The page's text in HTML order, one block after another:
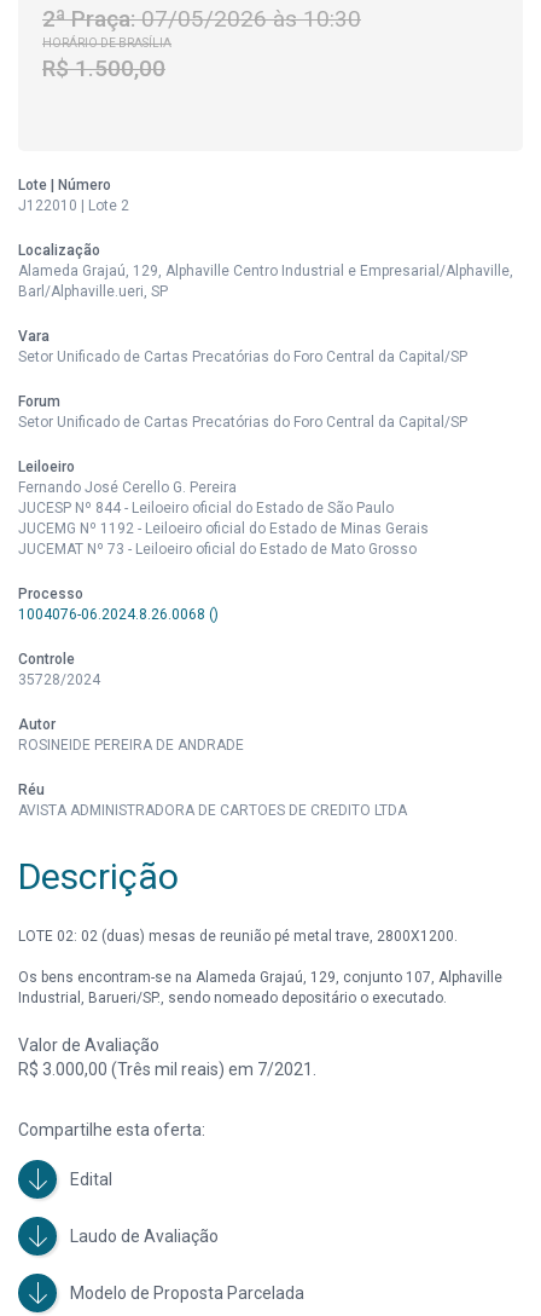
2ª Praça:07/05/2026 às 10:30
HORÁRIO DE BRASÍLIA
R$ 1.500,00
Lote | Número
J122010 | Lote 2
Localização
Alameda Grajaú, 129, Alphaville Centro Industrial e Empresarial/Alphaville,
Barl/Alphaville.ueri, SP
Vara
Setor Unificado de Cartas Precatórias do Foro Central da Capital/SP
Forum
Setor Unificado de Cartas Precatórias do Foro Central da Capital/SP
Leiloeiro
Fernando José Cerello G. Pereira
JUCESP Nº 844 - Leiloeiro oficial do Estado de São Paulo
JUCEMG Nº 1192 - Leiloeiro oficial do Estado de Minas Gerais
JUCEMAT Nº 73 - Leiloeiro oficial do Estado de Mato Grosso
Processo
1004076-06.2024.8.26.0068 ()
Controle
35728/2024
Autor
ROSINEIDE PEREIRA DE ANDRADE
Réu
AVISTA ADMINISTRADORA DE CARTOES DE CREDITO LTDA
Descrição
LOTE 02: 02 (duas) mesas de reunião pé metal trave, 2800X1200.
Os bens encontram-se na Alameda Grajaú, 129, conjunto 107, Alphaville
Industrial, Barueri/SP., sendo nomeado depositário o executado.
Valor de Avaliação
R$ 3.000,00 (Três mil reais) em 7/2021.
Compartilhe esta oferta:
Edital
Laudo de Avaliação
Modelo de Proposta Parcelada